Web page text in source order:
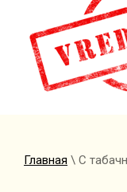
Главная \ С